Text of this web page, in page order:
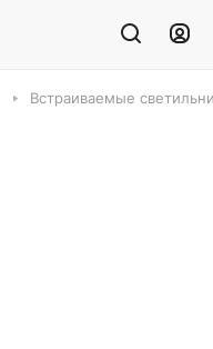
Встраиваемые